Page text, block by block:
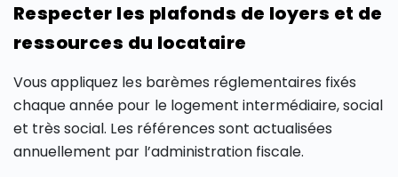
Respecter les plafonds de loyers et de
ressources du locataire
Vous appliquez les barèmes réglementaires fixés
chaque année pour le logement intermédiaire, social
et très social. Les références sont actualisées
annuellement par l’administration fiscale.